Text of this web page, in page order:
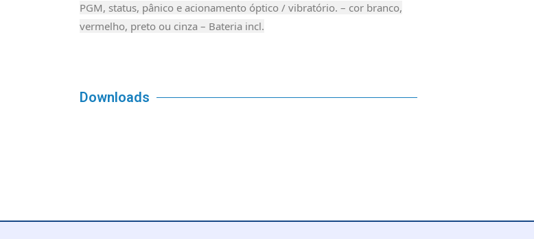
PGM, status, pânico e acionamento óptico / vibratório. – cor branco,
vermelho, preto ou cinza – Bateria incl.
Downloads